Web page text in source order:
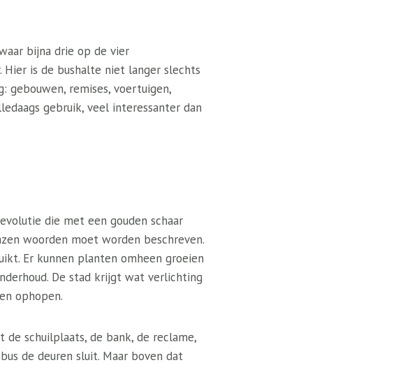
bijna drie op de vier
is de bushalte niet langer slechts
gebouwen, remises, voertuigen,
gebruik, veel interessanter dan
die met een gouden schaar
woorden moet worden beschreven.
Er kunnen planten omheen groeien
De stad krijgt wat verlichting
ophopen.
schuilplaats, de bank, de reclame,
de deuren sluit. Maar boven dat